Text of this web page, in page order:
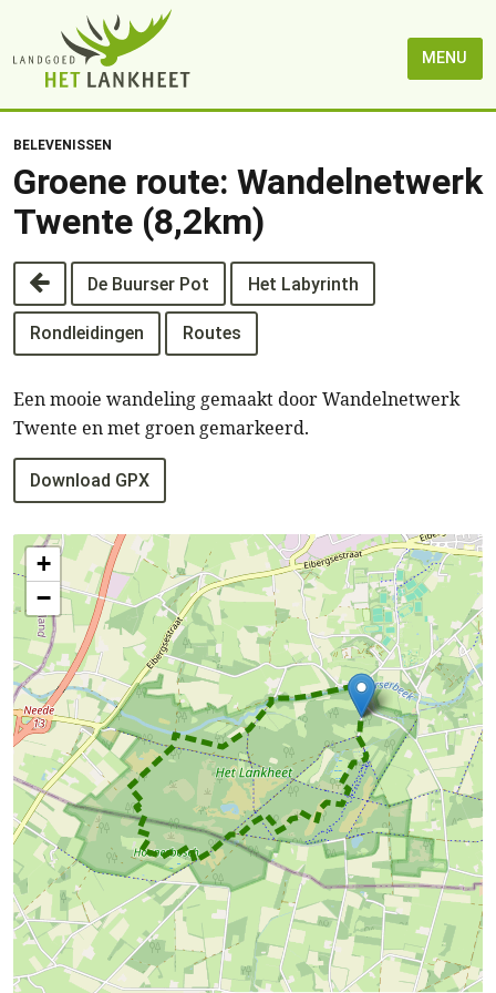
MENU
BELEVENISSEN
Groene route: Wandelnetwerk
Twente (8,2km)
De Buurser Pot Het Labyrinth
Rondleidingen Routes
Een mooie wandeling gemaakt door Wandelnetwerk
Twente en met groen gemarkeerd.
Download GPX